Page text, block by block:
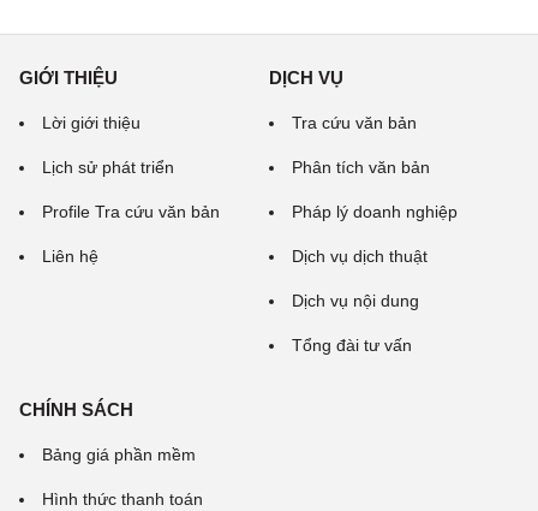
GIỚI THIỆU
Lời giới thiệu
Lịch sử phát triển
Profile Tra cứu văn bản
Liên hệ
DỊCH VỤ
Tra cứu văn bản
Phân tích văn bản
Pháp lý doanh nghiệp
Dịch vụ dịch thuật
Dịch vụ nội dung
Tổng đài tư vấn
CHÍNH SÁCH
Bảng giá phần mềm
Hình thức thanh toán